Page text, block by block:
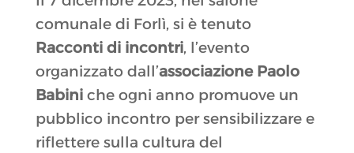
comunale di Forlì, si è tenuto
Racconti di incontri, l’evento
organizzato dall’associazione Paolo
Babiniche ogni anno promuove un
pubblico incontro per sensibilizzare e
riflettere sulla cultura del